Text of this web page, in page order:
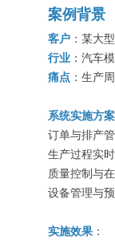
案例背景
客户 ：某大
行业 ：汽车
痛点 ：生产
系统实施方案
订单与排产
生产过程实
质量控制与
设备管理与
实施效果 ：